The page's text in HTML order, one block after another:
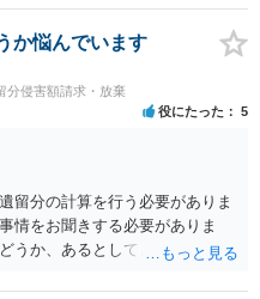
か悩んでいます
分侵害額請求・放棄
役にたった 5
留分の計算を行う必要がありま
情をお聞きする必要がありま
うか、あるとしてどの程度の金